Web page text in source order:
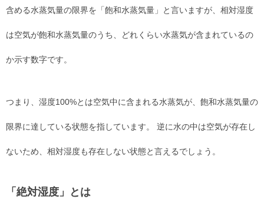
含める水蒸気量の限界を「飽和水蒸気量」と言いますが、相対湿度
は空気が飽和水蒸気量のうち、どれくらい水蒸気が含まれているの
か示す数字です。
つまり、湿度100%とは空気中に含まれる水蒸気が、飽和水蒸気量の
限界に達している状態を指しています。 逆に水の中は空気が存在し
ないため、相対湿度も存在しない状態と言えるでしょう。
「絶対湿度」とは